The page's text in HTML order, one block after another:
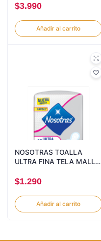
$3.990
Añadir al carrito
NOSOTRAS TOALLA
ULTRA FINA TELA MALLA
$1.290
Añadir al carrito